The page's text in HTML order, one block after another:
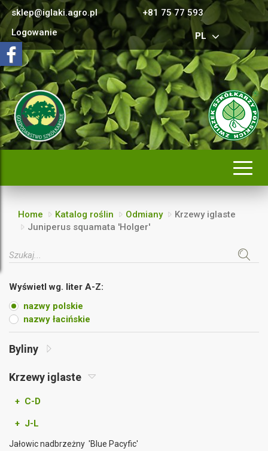
sklep@iglaki.agro.pl
+81 75 77 593
Logowanie
PL
Home Katalog roślin Odmiany
Krzewy iglaste
Juniperus squamata 'Holger'
Wyświetl wg. liter A-Z:
nazwy polskie
nazwy łacińskie
Byliny
Krzewy iglaste
+ C-D
+ J-L
Jałowic nadbrzeżny 'Blue Pacyfic'